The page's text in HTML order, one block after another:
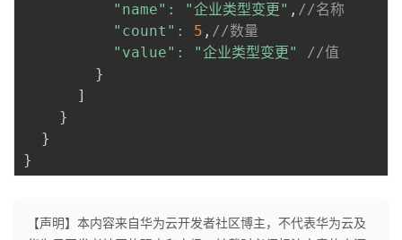
"name" : "企业类型变更" , //名称
"count" : 5 , //数量
"value" : "企业类型变更"
//值
}
]
}
}
}
【声明】本内容来自华为云开发者社区博主，不代表华为云及